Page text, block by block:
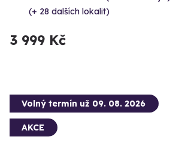
(+ 28 dalších lokalit)
3 999 Kč
Volný termín už 09. 08. 2026
AKCE